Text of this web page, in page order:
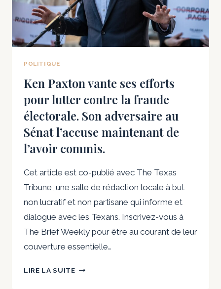
SA
CONDUITE
ILLÉGALE
À
L’ÉTHIQUE
ET
«
INCONVENANTE
POLITIQUE
Ken Paxton vante ses efforts
pour lutter contre la fraude
électorale. Son adversaire au
Sénat l’accuse maintenant de
l’avoir commis.
Cet article est co-publié avec The Texas
Tribune, une salle de rédaction locale à but
non lucratif et non partisane qui informe et
dialogue avec les Texans. Inscrivez-vous à
The Brief Weekly pour être au courant de leur
couverture essentielle…
LIRE LA SUITEKEN